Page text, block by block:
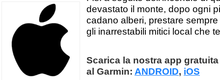
devastato il monte, dopo ogni
cadano alberi, prestare
gli inarrestabili mitici local che
Scarica la nostra app
al Garmin: ANDROID, iOS